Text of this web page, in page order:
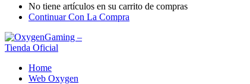
No tiene artículos en su carrito de compras
Continuar Con La Compra
Home
Web Oxygen